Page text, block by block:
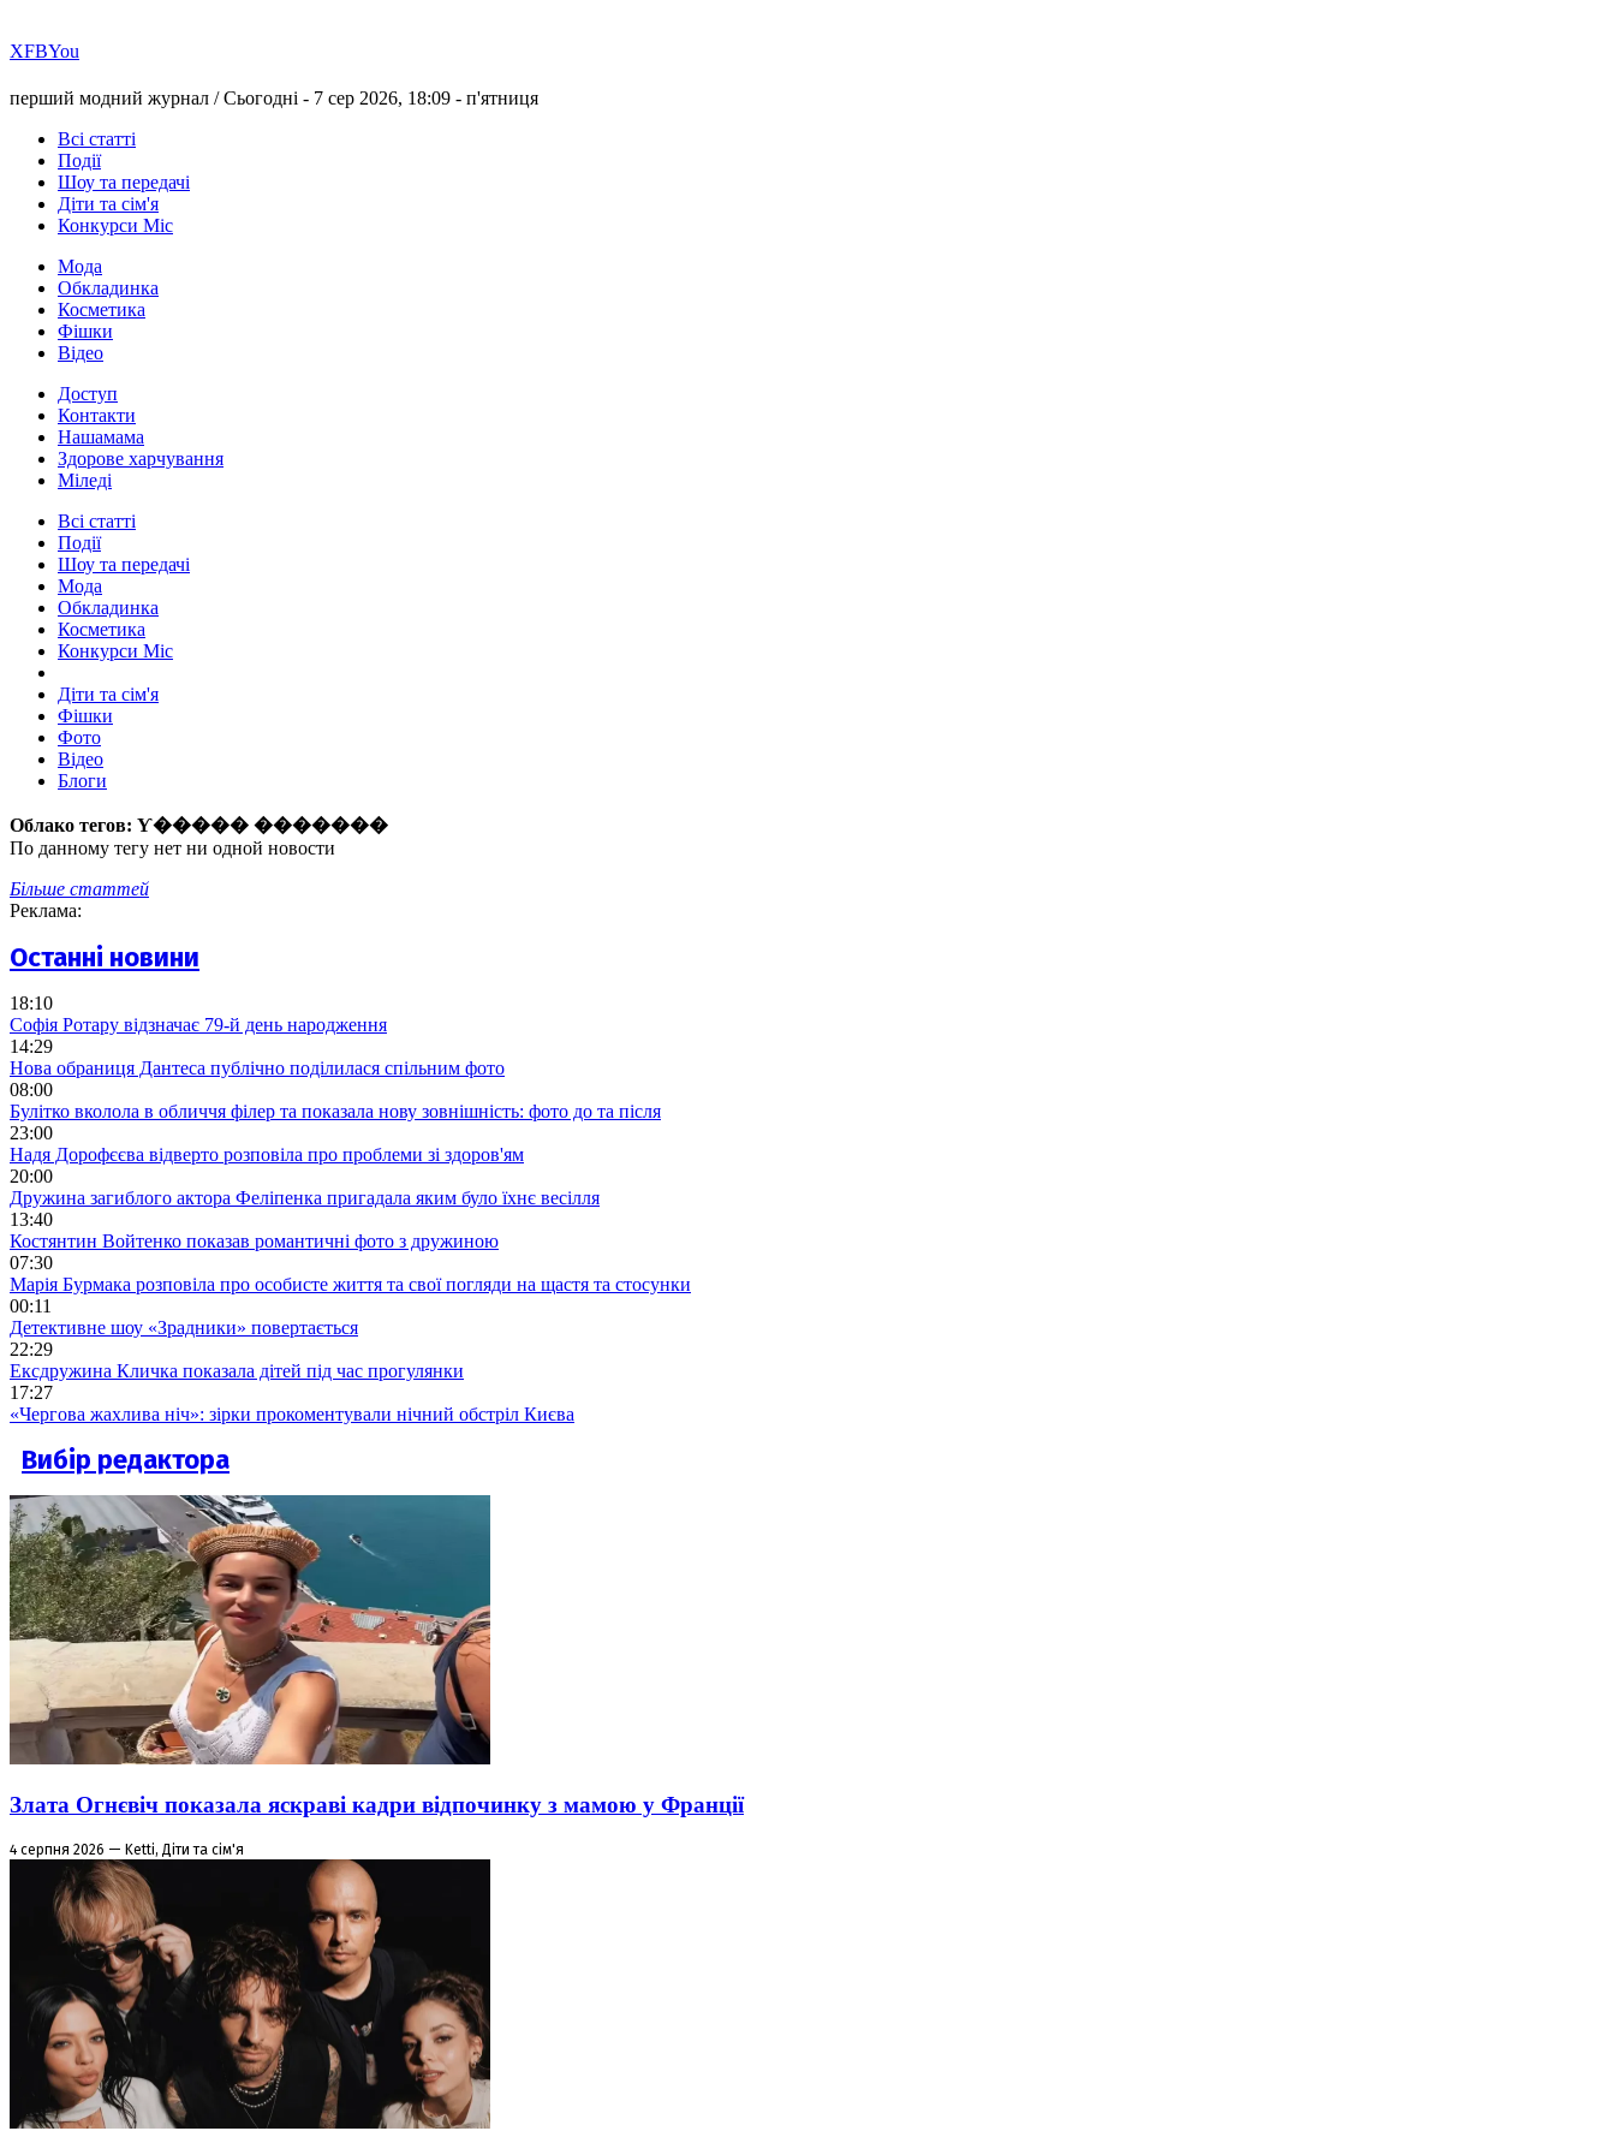
ХFBYou
перший модний журнал /Сьогодні - 7 сер 2026, 18:09 - п'ятниця
Всі статті
Події
Шоу та передачі
Діти та сім'я
Конкурси Міс
Мода
Обкладинка
Косметика
Фішки
Відео
Доступ
Контакти
Нашамама
Здорове харчування
Міледі
Всі статті
Події
Шоу та передачі
Мода
Обкладинка
Косметика
Конкурси Міс
Діти та сім'я
Фішки
Фото
Відео
Блоги
Облако тегов: Ƴ����� �������
По данному тегу нет ни одной новости
Більше статтей
Реклама:
Останні новини
18:10
Софія Ротару відзначає 79-й день народження
14:29
Нова обраниця Дантеса публічно поділилася спільним фото
08:00
Булітко вколола в обличчя філер та показала нову зовнішність: фото до та після
23:00
Надя Дорофєєва відверто розповіла про проблеми зі здоров'ям
20:00
Дружина загиблого актора Феліпенка пригадала яким було їхнє весілля
13:40
Костянтин Войтенко показав романтичні фото з дружиною
07:30
Марія Бурмака розповіла про особисте життя та свої погляди на щастя та стосунки
00:11
Детективне шоу «Зрадники» повертається
22:29
Ексдружина Кличка показала дітей під час прогулянки
17:27
«Чергова жахлива ніч»: зірки прокоментували нічний обстріл Києва
Вибір редактора
Злата Огнєвіч показала яскраві кадри відпочинку з мамою у Франції
4 серпня 2026 — Ketti, Діти та сім'я